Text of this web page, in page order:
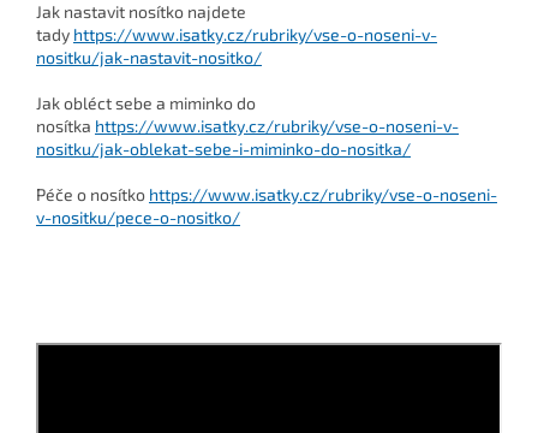
Jak nastavit nosítko najdete
tady https://www.isatky.cz/rubriky/vse-o-noseni-v-
nositku/jak-nastavit-nositko/
Jak obléct sebe a miminko do
nosítka https://www.isatky.cz/rubriky/vse-o-noseni-v-
nositku/jak-oblekat-sebe-i-miminko-do-nositka/
Péče o nosítko https://www.isatky.cz/rubriky/vse-o-noseni-
v-nositku/pece-o-nositko/